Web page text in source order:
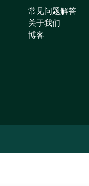
常见问题解答
关于我们
博客